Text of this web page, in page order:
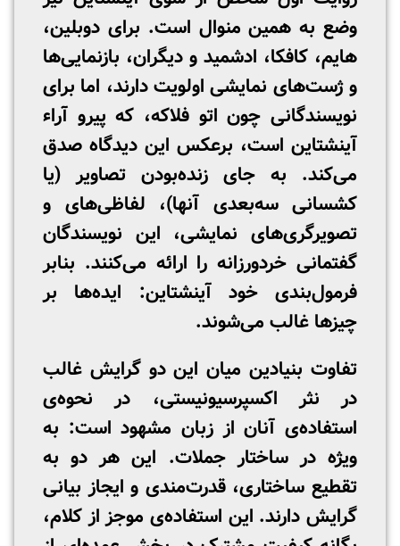
وضع به همین منوال است. برای دوبلین،
هایم، کافکا، ادشمید و دیگران، بازنمایی‌ها
و ژست‌های نمایشی اولویت دارند، اما برای
نویسندگانی چون اتو فلاکه، که پیرو آراء
آینشتاین است، برعکس این دیدگاه صدق
می‌کند. به جای زنده‌بودن تصاویر (یا
کشسانی سه‌بعدی آنها)، لفاظی‌های و
تصویرگری‌های نمایشی، این نویسندگان
گفتمانی خردورزانه را ارائه می‌کنند. بنابر
فرمول‌بندی خود آینشتاین: ایده‌ها بر
چیزها غالب می‌شوند.
تفاوت بنیادین میان این دو گرایش غالب
در نثر اکسپرسیونیستی، در نحوه‌ی
استفاده‌ی آنان از زبان مشهود است: به
ویژه در ساختار جملات. این هر دو به
تقطیع ساختاری، قدرت‌مندی و ایجاز بیانی
گرایش دارند. این استفاده‌ی موجز از کلام،